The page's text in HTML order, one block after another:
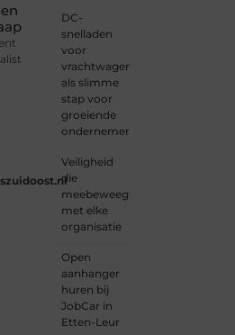
DC-
snelladen
voor
vrachtwagens
als slimme
stap voor
groeiende
ondernemers
Veiligheid
die
meebeweegt
met elke
organisatie
Open
aanhanger
huren bij
JobCar in
Etten-Leur